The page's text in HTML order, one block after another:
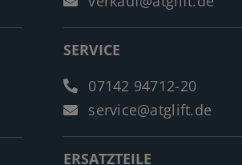
SERVICE
07142 94712-20
service@atglift.de
ERSATZTEILE